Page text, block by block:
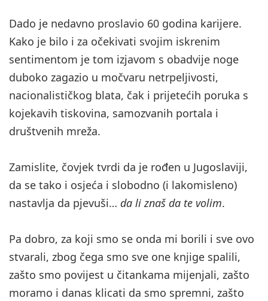
Dado je nedavno proslavio 60 godina karijere.
Kako je bilo i za očekivati svojim iskrenim
sentimentom je tom izjavom s obadvije noge
duboko zagazio u močvaru netrpeljivosti,
nacionalističkog blata, čak i prijetećih poruka s
kojekavih tiskovina, samozvanih portala i
društvenih mreža.
Zamislite, čovjek tvrdi da je rođen u Jugoslaviji,
da se tako i osjeća i slobodno (i lakomisleno)
nastavlja da pjevuši… da li znaš da te volim.
Pa dobro, za koji smo se onda mi borili i sve ovo
stvarali, zbog čega smo sve one knjige spalili,
zašto smo povijest u čitankama mijenjali, zašto
moramo i danas klicati da smo spremni, zašto